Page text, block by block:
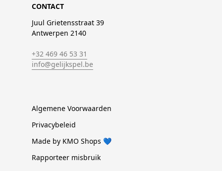
CONTACT
Juul Grietensstraat 39
Antwerpen 2140
+32 469 46 53 31
info@gelijkspel.be
Algemene Voorwaarden
Privacybeleid
Made by KMO Shops 💙
Rapporteer misbruik